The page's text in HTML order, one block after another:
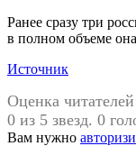
Ранее сразу три
в полном объеме
Источник
Оценка
0 из 5 звезд. 0
Вам нужно